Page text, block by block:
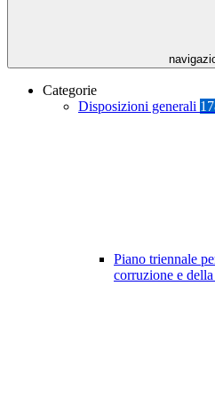
Categorie
Disposizioni generali
Piano triennale
corruzione e della